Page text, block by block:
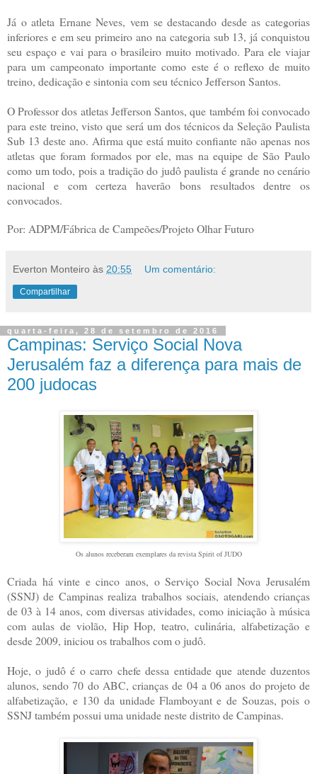
Já o atleta Ernane Neves, vem se destacando desde as categorias
inferiores e em seu primeiro ano na categoria sub 13, já conquistou
seu espaço e vai para o brasileiro muito motivado. Para ele viajar
para um campeonato importante como este é o reflexo de muito
treino, dedicação e sintonia com seu técnico Jefferson Santos.
O Professor dos atletas Jefferson Santos, que também foi convocado
para este treino, visto que será um dos técnicos da Seleção Paulista
Sub 13 deste ano. Afirma que está muito confiante não apenas nos
atletas que foram formados por ele, mas na equipe de São Paulo
como um todo, pois a tradição do judô paulista é grande no cenário
nacional e com certeza haverão bons resultados dentre os
convocados.
Por: ADPM/Fábrica de Campeões/Projeto Olhar Futuro
Everton Monteiro às 20:55 Um comentário:
Compartilhar
quarta-feira, 28 de setembro de 2016
Campinas: Serviço Social Nova
Jerusalém faz a diferença para mais de
200 judocas
Os alunos receberam exemplares da revista Spirit of JUDO
Criada há vinte e cinco anos, o Serviço Social Nova Jerusalém
(SSNJ) de Campinas realiza trabalhos sociais, atendendo crianças
de 03 à 14 anos, com diversas atividades, como iniciação à música
com aulas de violão, Hip Hop, teatro, culinária, alfabetização e
desde 2009, iniciou os trabalhos com o judô.
Hoje, o judô é o carro chefe dessa entidade que atende duzentos
alunos, sendo 70 do ABC, crianças de 04 a 06 anos do projeto de
alfabetização, e 130 da unidade Flamboyant e de Souzas, pois o
SSNJ também possui uma unidade neste distrito de Campinas.